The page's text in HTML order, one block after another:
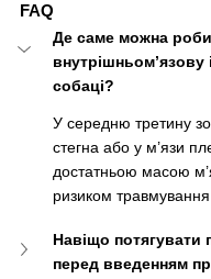
FAQ
Де саме можна
внутрішньом’язову
собаці?
У середню третину
стегна або у м’язи
достатньою масою
ризиком травмування
Навіщо
перед введенням